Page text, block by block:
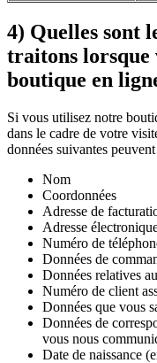
4) Quelles sont
traitons lorsque
boutique en
Si vous utilisez notre
dans le cadre de votre
données suivantes
Nom
Coordonnées
Adresse de
Adresse
Numéro de
Données de
Données relatives
Numéro de client
Données que vous
Données de
vous nous
Date de naissance